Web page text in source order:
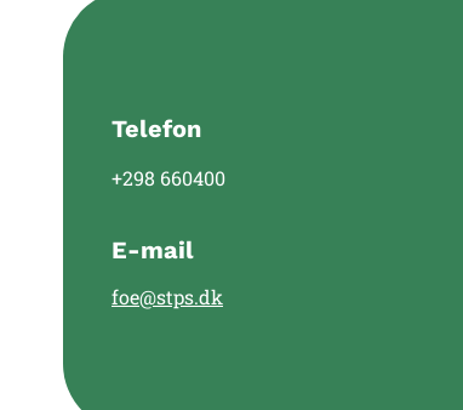
Telefon
+298 660400
E-mail
foe@stps.dk